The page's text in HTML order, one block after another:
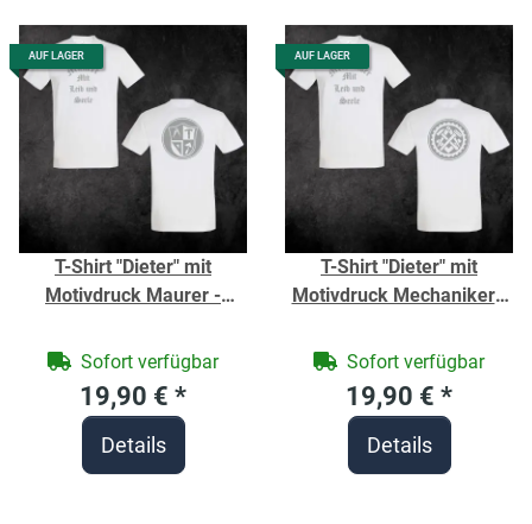
AUF LAGER
T-Shirt "Dieter" mit
Motivdruck Maurer -
Handwerker -
Sofort verfügbar
19,90 € *
Details
AUF LAGER
T-Shirt "Dieter" mit
Motivdruck Mechaniker -
Handwerker -
Sofort verfügbar
19,90 € *
Details